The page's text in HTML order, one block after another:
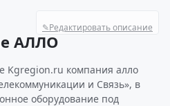
✎Редактировать описание
АЛЛО
Kgregion.ru компания алло
и Связь», в
оборудование под